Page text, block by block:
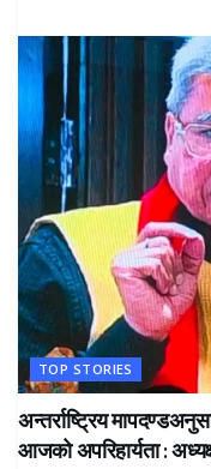
TOP STORIES
अन्तर्राष्ट्रिय
आजको अपरिहार्यता :